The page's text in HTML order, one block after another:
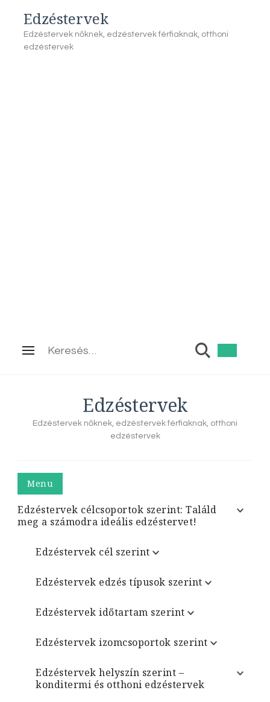
Edzéstervek
Edzéstervek nőknek, edzéstervek férfiaknak, otthoni
edzéstervek
Keresés:
Edzéstervek
Edzéstervek nőknek, edzéstervek férfiaknak, otthoni
edzéstervek
Menu
Edzéstervek célcsoportok szerint: Találd
meg a számodra ideális edzéstervet!
Edzéstervek cél szerint
Edzéstervek edzés típusok szerint
Edzéstervek időtartam szerint
Edzéstervek izomcsoportok szerint
Edzéstervek helyszín szerint –
konditermi és otthoni edzéstervek